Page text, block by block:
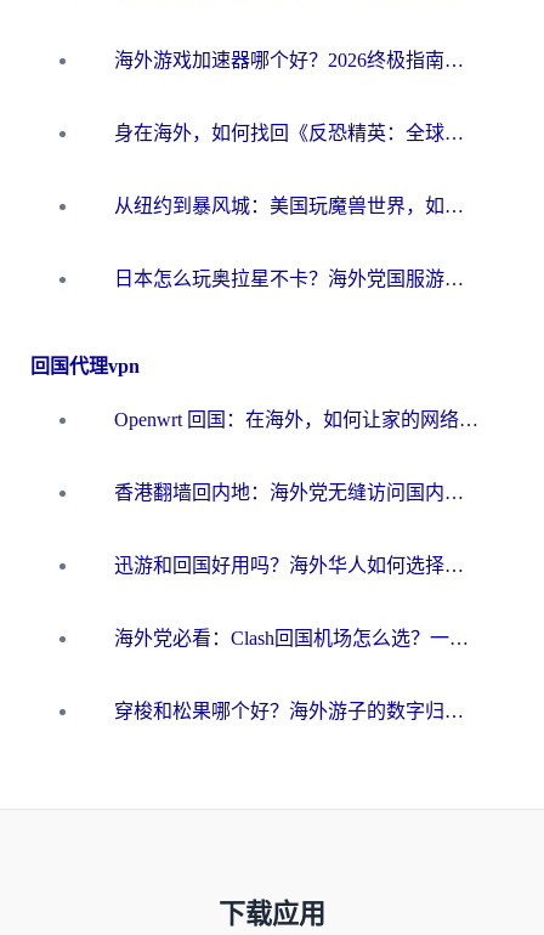
海外游戏加速器哪个好？2026终极指南帮你畅玩国服+解决卡顿难题
身在海外，如何找回《反恐精英：全球攻势》国服的丝滑手感？一份给你的终极指南
从纽约到暴风城：美国玩魔兽世界，如何找到你的最佳网络航线
日本怎么玩奥拉星不卡？海外党国服游戏加速器选择全攻略
回国代理vpn
Openwrt 回国：在海外，如何让家的网络触手可及
香港翻墙回内地：海外党无缝访问国内资源的加速器选择全攻略
迅游和回国好用吗？海外华人如何选择靠谱的回国加速器
海外党必看：Clash回国机场怎么选？一篇搞定无缝访问国内资源的全攻略
穿梭和松果哪个好？海外游子的数字归乡路，到底该怎么选
下载应用